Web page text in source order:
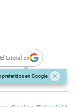
Litoral en
preferidos en Google